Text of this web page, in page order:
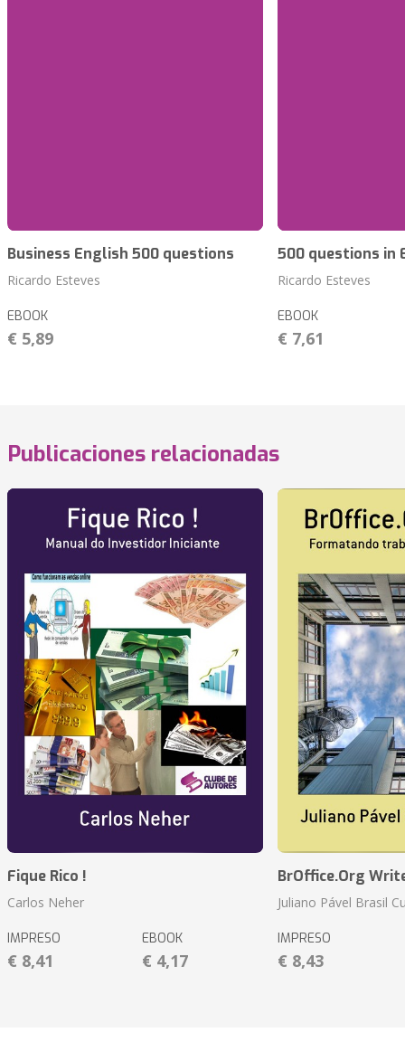
Business English 500 questions
Ricardo Esteves
EBOOK
€ 5,89
500 questions in
Ricardo Esteves
EBOOK
€ 7,61
Publicaciones relacionadas
Fique Rico !
Carlos Neher
IMPRESO
€ 8,41
EBOOK
€ 4,17
BrOffice.Org
Juliano Pável Brasil
IMPRESO
€ 8,43